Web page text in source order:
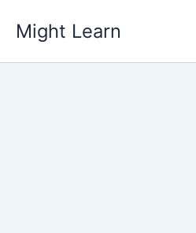
content
Might Learn